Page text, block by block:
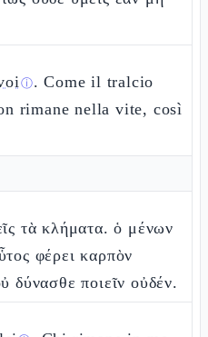
ⓘ. Come il tralcio
rimane nella vite, così
τὰ κλήματα. ὁ μένων
φέρει καρπὸν
δύνασθε ποιεῖν οὐδέν.